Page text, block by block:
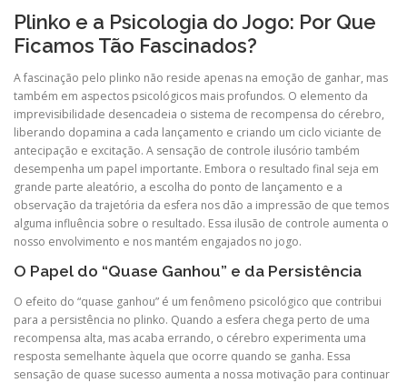
Plinko e a Psicologia do Jogo: Por Que
Ficamos Tão Fascinados?
A fascinação pelo plinko não reside apenas na emoção de ganhar, mas
também em aspectos psicológicos mais profundos. O elemento da
imprevisibilidade desencadeia o sistema de recompensa do cérebro,
liberando dopamina a cada lançamento e criando um ciclo viciante de
antecipação e excitação. A sensação de controle ilusório também
desempenha um papel importante. Embora o resultado final seja em
grande parte aleatório, a escolha do ponto de lançamento e a
observação da trajetória da esfera nos dão a impressão de que temos
alguma influência sobre o resultado. Essa ilusão de controle aumenta o
nosso envolvimento e nos mantém engajados no jogo.
O Papel do “Quase Ganhou” e da Persistência
O efeito do “quase ganhou” é um fenômeno psicológico que contribui
para a persistência no plinko. Quando a esfera chega perto de uma
recompensa alta, mas acaba errando, o cérebro experimenta uma
resposta semelhante àquela que ocorre quando se ganha. Essa
sensação de quase sucesso aumenta a nossa motivação para continuar